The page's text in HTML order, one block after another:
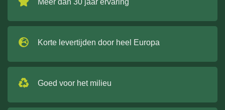
Meer dan 30 jaar ervaring
Korte levertijden door heel Europa
Goed voor het milieu